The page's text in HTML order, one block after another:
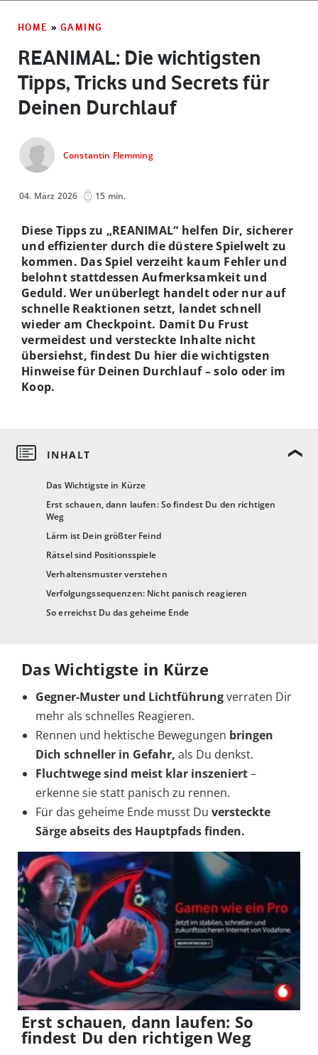
HOME » GAMING
REANIMAL: Die wichtigsten
Tipps, Tricks und Secrets für
Deinen Durchlauf
Constantin Flemming
04. März 2026 15 min.
Das Wichtigste in Kürze
Erst schauen, dann laufen: So findest Du den richtigen
Weg
Lärm ist Dein größter Feind
Rätsel sind Positionsspiele
Verhaltensmuster verstehen
Verfolgungssequenzen: Nicht panisch reagieren
So erreichst Du das geheime Ende
Diese Tipps zu „REANIMAL“ helfen Dir, sicherer
und effizienter durch die düstere Spielwelt zu
kommen. Das Spiel verzeiht kaum Fehler und
belohnt stattdessen Aufmerksamkeit und
Geduld. Wer unüberlegt handelt oder nur auf
schnelle Reaktionen setzt, landet schnell
wieder am Checkpoint. Damit Du Frust
vermeidest und versteckte Inhalte nicht
übersiehst, findest Du hier die wichtigsten
Hinweise für Deinen Durchlauf – solo oder im
Koop.
Das Wichtigste in Kürze
Gegner-Muster und Lichtführungverraten Dir
mehr als schnelles Reagieren.
Rennen und hektische Bewegungen bringen
Dich schneller in Gefahr, als Du denkst.
Fluchtwege sind meist klar inszeniert–
erkenne sie statt panisch zu rennen.
Für das geheime Ende musst Du versteckte
Särge abseits des Hauptpfads finden.
Erst schauen, dann laufen: So
findest Du den richtigen Weg